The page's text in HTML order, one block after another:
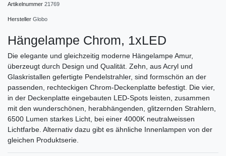
Artikelnummer 21769
Hersteller Globo
Hängelampe Chrom, 1xLED
Die elegante und gleichzeitig moderne Hängelampe Amur,
überzeugt durch Design und Qualität. Zehn, aus Acryl und
Glaskristallen gefertigte Pendelstrahler, sind formschön an der
passenden, rechteckigen Chrom-Deckenplatte befestigt. Die vier,
in der Deckenplatte eingebauten LED-Spots leisten, zusammen
mit den wunderschönen, herabhängenden, glitzernden Strahlern,
6500 Lumen starkes Licht, bei einer 4000K neutralweissen
Lichtfarbe. Alternativ dazu gibt es ähnliche Innenlampen von der
gleichen Produktserie.